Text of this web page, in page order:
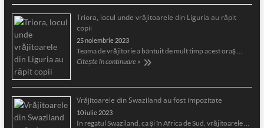
Triora, locul unde vrăjitoarele din Liguria au răpit
copii
25 noiembrie 2023
Teama de vrăjitorie a bântuit de mult timp acest oraş …
Citește în continuare »
Vrăjitoarele din Swaziland au fost impozitate
10 iulie 2023
În regatul Swaziland, ca și în Africa de Sud, vrăjitoarele …